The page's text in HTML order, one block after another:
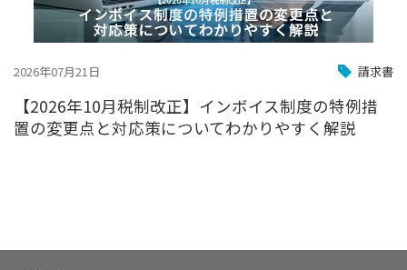
2026年07月21日 請求書
【2026年10月税制改正】インボイス制度の特例措
置の変更点と対応策についてわかりやすく解説